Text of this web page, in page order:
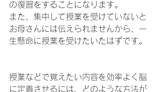
の復習をすることになります。
また、集中して授業を受けていないと
お母さんには伝えられませんから、一
生懸命に授業を受けたいたはずです。
授業などで覚えたい内容を効率よく脳
に定着させるには、どのような方法が